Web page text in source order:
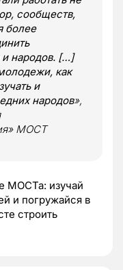
сообществ,
более
и народов. […]
как
и
народов»,
МОСТ
МОСТа: изучай
и погружайся в
строить